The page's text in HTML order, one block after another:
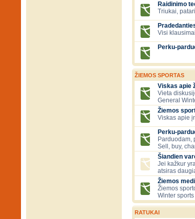
Raidinimo
Triukai,
Visi
Perku-
ŽIEMOS SPORTAS
Viskas apie
Vieta
General
Žiemos
Viskas apie
Perku-
Parduodam,
Sell, buy,
Šiandien
Jei kažkur
atsiras
Žiemos
Žiemos
Winter
RATUKAI